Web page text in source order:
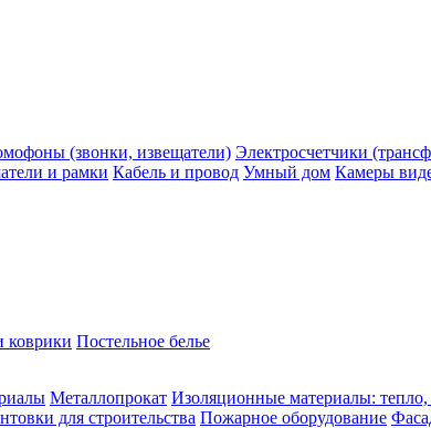
(звонки, извещатели) Электросчетчики
и рамки Кабель и провод Умный дом Камеры
коврики Постельное белье
Металлопрокат Изоляционные материалы:
для строительства Пожарное оборудование